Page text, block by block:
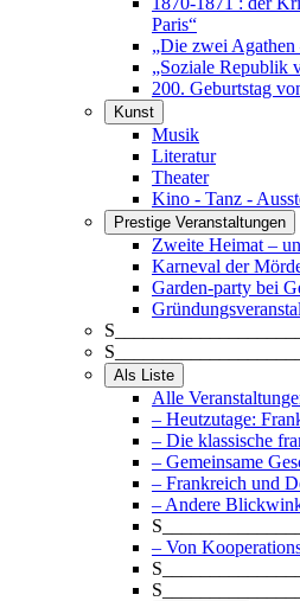
Paris“
„Die zwei Agathen
„Soziale Republik
200. Geburtstag
Kunst
Musik
Literatur
Theater
Kino - Tanz -
Prestige Veranstaltungen
Zweite Heimat –
Karneval der
Garden-party bei
Als Liste
Alle
– Heutzutage:
– Die klassische
– Gemeinsame
– Frankreich und
– Andere
– Von